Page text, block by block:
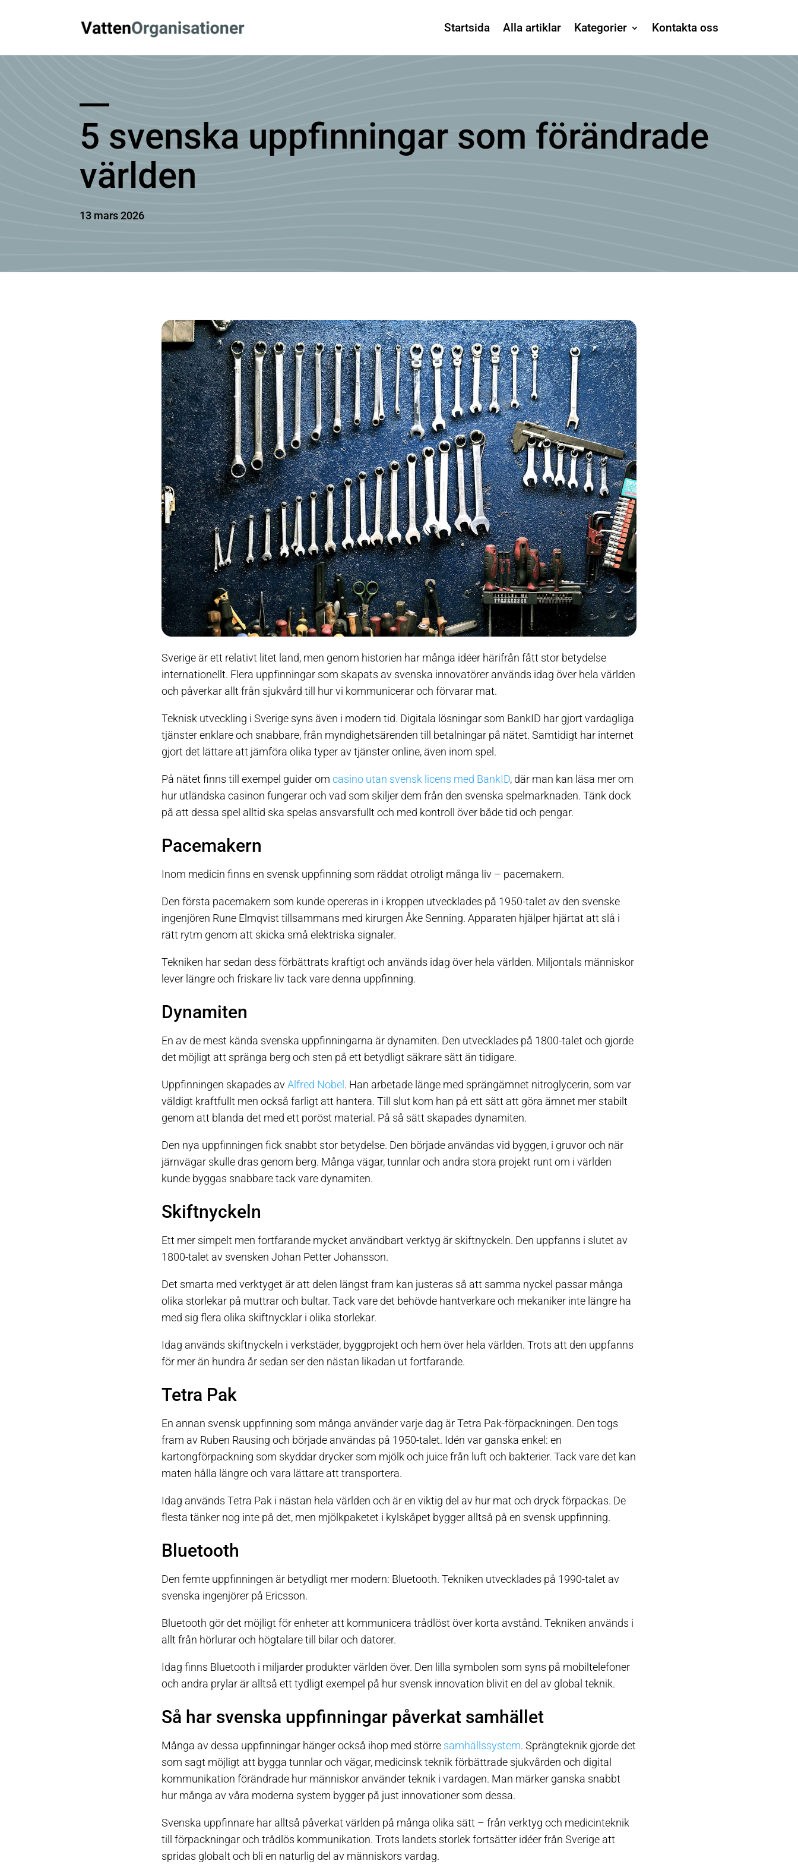
Startsida Alla artiklar Kategorier Kontakta oss
5 svenska uppfinningar som förändrade
världen
13 mars 2026
Sverige är ett relativt litet land, men genom historien har många idéer härifrån fått stor betydelse
internationellt. Flera uppfinningar som skapats av svenska innovatörer används idag över hela världen
och påverkar allt från sjukvård till hur vi kommunicerar och förvarar mat.
Teknisk utveckling i Sverige syns även i modern tid. Digitala lösningar som BankID har gjort vardagliga
tjänster enklare och snabbare, från myndighetsärenden till betalningar på nätet. Samtidigt har internet
gjort det lättare att jämföra olika typer av tjänster online, även inom spel.
På nätet finns till exempel guider om casino utan svensk licens med BankID, där man kan läsa mer om
hur utländska casinon fungerar och vad som skiljer dem från den svenska spelmarknaden. Tänk dock
på att dessa spel alltid ska spelas ansvarsfullt och med kontroll över både tid och pengar.
Pacemakern
Inom medicin finns en svensk uppfinning som räddat otroligt många liv – pacemakern.
Den första pacemakern som kunde opereras in i kroppen utvecklades på 1950-talet av den svenske
ingenjören Rune Elmqvist tillsammans med kirurgen Åke Senning. Apparaten hjälper hjärtat att slå i
rätt rytm genom att skicka små elektriska signaler.
Tekniken har sedan dess förbättrats kraftigt och används idag över hela världen. Miljontals människor
lever längre och friskare liv tack vare denna uppfinning.
Dynamiten
En av de mest kända svenska uppfinningarna är dynamiten. Den utvecklades på 1800-talet och gjorde
det möjligt att spränga berg och sten på ett betydligt säkrare sätt än tidigare.
Uppfinningen skapades avAlfred Nobel . Han arbetade länge med sprängämnet nitroglycerin, som var
väldigt kraftfullt men också farligt att hantera. Till slut kom han på ett sätt att göra ämnet mer stabilt
genom att blanda det med ett poröst material. På så sätt skapades dynamiten.
Den nya uppfinningen fick snabbt stor betydelse. Den började användas vid byggen, i gruvor och när
järnvägar skulle dras genom berg. Många vägar, tunnlar och andra stora projekt runt om i världen
kunde byggas snabbare tack vare dynamiten.
Skiftnyckeln
Ett mer simpelt men fortfarande mycket användbart verktyg är skiftnyckeln. Den uppfanns i slutet av
1800-talet av svensken Johan Petter Johansson.
Det smarta med verktyget är att delen längst fram kan justeras så att samma nyckel passar många
olika storlekar på muttrar och bultar. Tack vare det behövde hantverkare och mekaniker inte längre ha
med sig flera olika skiftnycklar i olika storlekar.
Idag används skiftnyckeln i verkstäder, byggprojekt och hem över hela världen. Trots att den uppfanns
för mer än hundra år sedan ser den nästan likadan ut fortfarande.
Tetra Pak
En annan svensk uppfinning som många använder varje dag är Tetra Pak-förpackningen. Den togs
fram av Ruben Rausing och började användas på 1950-talet. Idén var ganska enkel: en
kartongförpackning som skyddar drycker som mjölk och juice från luft och bakterier. Tack vare det kan
maten hålla längre och vara lättare att transportera.
Idag används Tetra Pak i nästan hela världen och är en viktig del av hur mat och dryck förpackas. De
flesta tänker nog inte på det, men mjölkpaketet i kylskåpet bygger alltså på en svensk uppfinning.
Bluetooth
Den femte uppfinningen är betydligt mer modern: Bluetooth. Tekniken utvecklades på 1990-talet av
svenska ingenjörer på Ericsson.
Bluetooth gör det möjligt för enheter att kommunicera trådlöst över korta avstånd. Tekniken används i
allt från hörlurar och högtalare till bilar och datorer.
Idag finns Bluetooth i miljarder produkter världen över. Den lilla symbolen som syns på mobiltelefoner
och andra prylar är alltså ett tydligt exempel på hur svensk innovation blivit en del av global teknik.
Så har svenska uppfinningar påverkat samhället
Många av dessa uppfinningar hänger också ihop med större samhällssystem. Sprängteknik gjorde det
som sagt möjligt att bygga tunnlar och vägar, medicinsk teknik förbättrade sjukvården och digital
kommunikation förändrade hur människor använder teknik i vardagen. Man märker ganska snabbt
hur många av våra moderna system bygger på just innovationer som dessa.
Svenska uppfinnare har alltså påverkat världen på många olika sätt – från verktyg och medicinteknik
till förpackningar och trådlös kommunikation. Trots landets storlek fortsätter idéer från Sverige att
spridas globalt och bli en naturlig del av människors vardag.